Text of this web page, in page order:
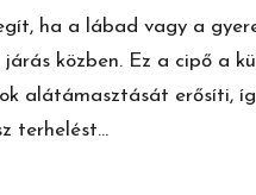
ha a lábad vagy a
közben. Ez a cipő a
alátámasztását erősíti,
terhelést…